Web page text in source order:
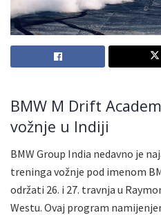
BMW M Drift
vožnje u Indiji
BMW Group India nedavno je
treninga vožnje pod imenom
održati 26. i 27. travnja u
Westu. Ovaj program